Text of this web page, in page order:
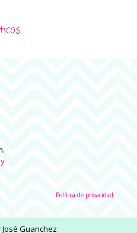
Política de privacidad
José Guanchez